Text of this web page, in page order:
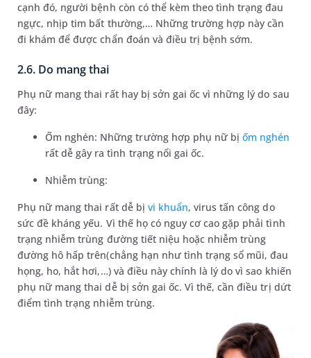
cạnh đó, người bệnh còn có thể kèm theo tình trạng đau
ngực, nhịp tim bất thường,… Những trường hợp này cần
đi khám để được chẩn đoán và điều trị bệnh sớm.
2.6. Do mang thai
Phụ nữ mang thai rất hay bị sởn gai ốc vì những lý do sau
đây:
Ốm nghén: Những trường hợp phụ nữ bịốm nghén
rất dễ gây ra tình trạng nổi gai ốc.
Nhiễm trùng:
Phụ nữ mang thai rất dễ bị vi khuẩn, virus tấn công do
sức đề kháng yếu. Vì thế họ có nguy cơ cao gặp phải tình
trạng nhiễm trùng đường tiết niệu hoặc nhiễm trùng
đường hô hấp trên(chẳng hạn như tình trạng sổ mũi, đau
họng, ho, hắt hơi,…) và điều này chính là lý do vì sao khiến
phụ nữ mang thai dễ bị sởn gai ốc. Vì thế, cần điều trị dứt
điểm tình trạng nhiễm trùng.